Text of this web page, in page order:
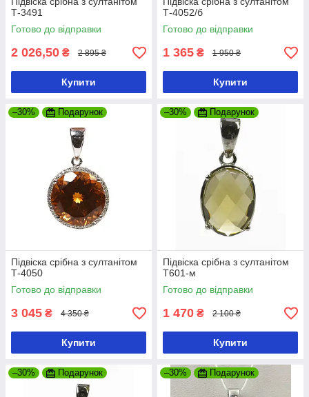
Т-3491
Готово до відправки
2 026,50 ₴ 2 895 ₴
Купити
Т-4052/б
Готово до відправки
1 365 ₴ 1 950 ₴
Купити
–30% Подарунок
Підвіска срібна з султанітом
Т-4050
Готово до відправки
3 045 ₴ 4 350 ₴
Купити
–30% Подарунок
Підвіска срібна з султанітом
Т601-м
Готово до відправки
1 470 ₴ 2 100 ₴
Купити
–30% Подарунок –30% Подарунок